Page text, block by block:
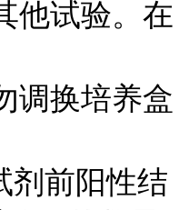
他试验。在
调换培养盒
剂前阳性结